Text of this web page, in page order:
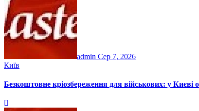
admin Сер 7, 2026
Київ
Безкоштовне кріозбереження для військових: у